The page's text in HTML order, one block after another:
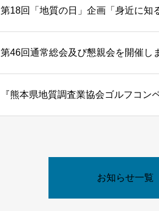
第46回通常総会及び懇親会を開催し
お知らせ一覧